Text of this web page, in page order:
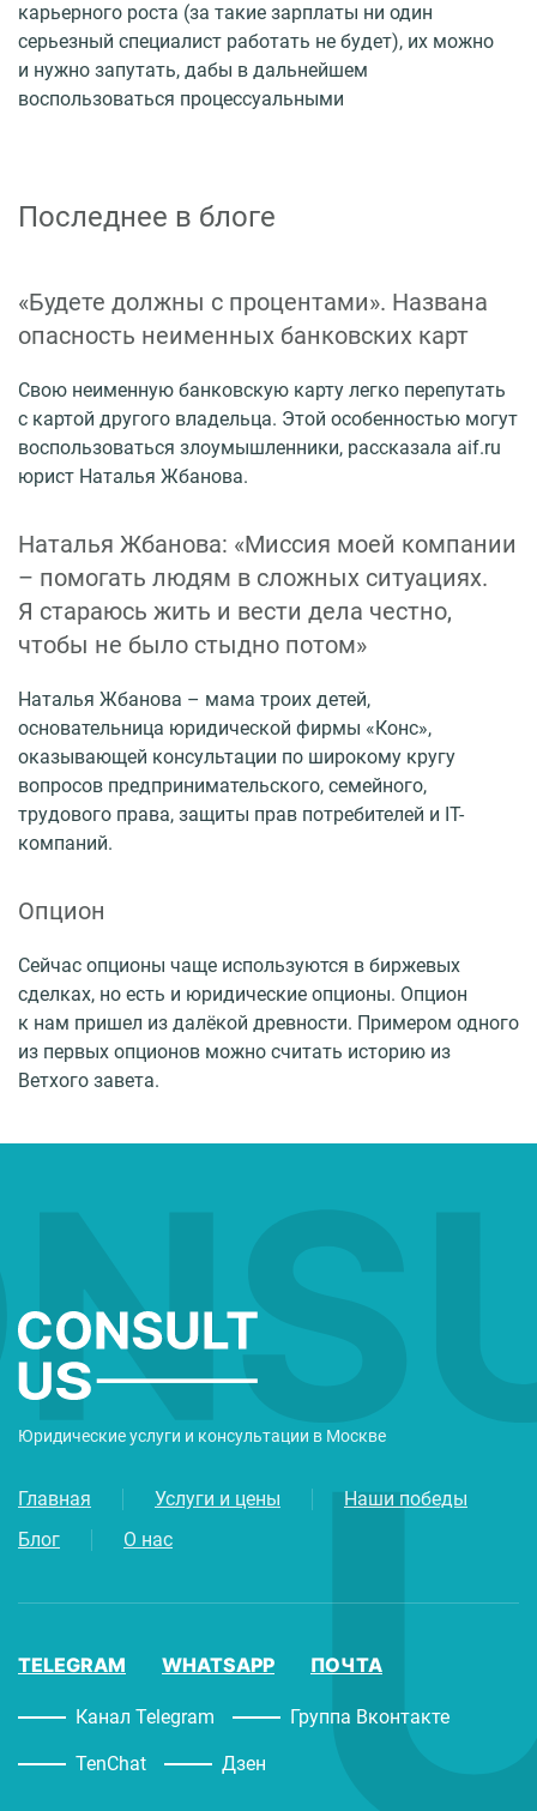
карьерного роста (за такие зарплаты ни один
серьезный специалист работать не будет), их можно
и нужно запутать, дабы в дальнейшем
воспользоваться процессуальными
Последнее в блоге
«Будете должны с процентами». Названа
опасность неименных банковских карт
Свою неименную банковскую карту легко перепутать
с картой другого владельца. Этой особенностью могут
воспользоваться злоумышленники, рассказала aif.ru
юрист Наталья Жбанова.
Наталья Жбанова: «Миссия моей компании
– помогать людям в сложных ситуациях.
Я стараюсь жить и вести дела честно,
чтобы не было стыдно потом»
Наталья Жбанова – мама троих детей,
основательница юридической фирмы «Конс»,
оказывающей консультации по широкому кругу
вопросов предпринимательского, семейного,
трудового права, защиты прав потребителей и IT-
компаний.
Опцион
Сейчас опционы чаще используются в биржевых
сделках, но есть и юридические опционы. Опцион
к нам пришел из далёкой древности. Примером одного
из первых опционов можно считать историю из
Ветхого завета.
Юридические услуги и консультации в Москве
Главная Услуги и цены
Наши победы
Блог
О нас
TELEGRAM WHATSAPP ПОЧТА
Канал Telegram Группа Вконтакте
TenChat Дзен